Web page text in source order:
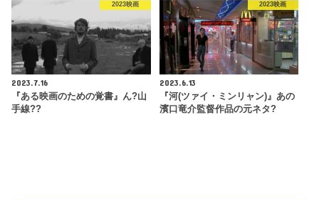
2023映画
2023.7.16
『ある映画のための覚書』ん?山
手線??
2023映画
2023.6.13
『河(ツァイ・ミンリャン)』あの
濱口竜介監督作品の元ネタ?